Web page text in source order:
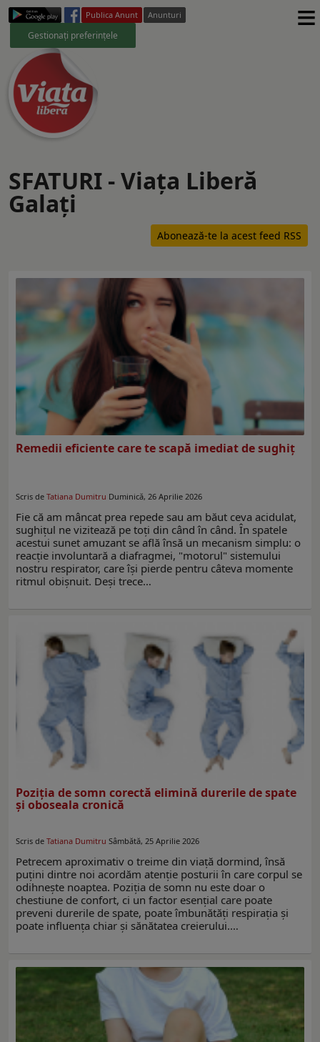
Publica Anunt Anunturi
Gestionați preferințele ≡
SFATURI - Viaţa Liberă
Galaţi
Abonează-te la acest feed RSS
Remedii eficiente care te scapă imediat de sughiț
Scris de Tatiana Dumitru Duminică, 26 Aprilie 2026
Fie că am mâncat prea repede sau am băut ceva acidulat,
sughițul ne vizitează pe toți din când în când. În spatele
acestui sunet amuzant se află însă un mecanism simplu: o
reacție involuntară a diafragmei, "motorul" sistemului
nostru respirator, care își pierde pentru câteva momente
ritmul obișnuit. Deși trece…
Poziția de somn corectă elimină durerile de spate
și oboseala cronică
Scris de Tatiana Dumitru Sâmbătă, 25 Aprilie 2026
Petrecem aproximativ o treime din viață dormind, însă
puțini dintre noi acordăm atenție posturii în care corpul se
odihnește noaptea. Poziția de somn nu este doar o
chestiune de confort, ci un factor esențial care poate
preveni durerile de spate, poate îmbunătăți respirația și
poate influența chiar și sănătatea creierului.…